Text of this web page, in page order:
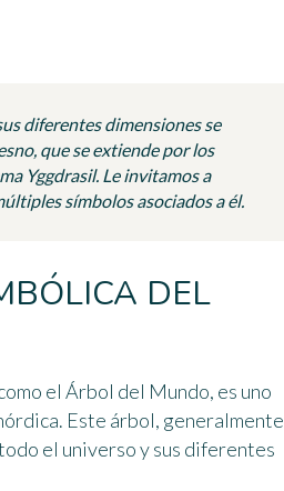
diferentes dimensiones se
que se extiende por los
Yggdrasil. Le invitamos a
símbolos asociados a él.
DEL
el Árbol del Mundo, es uno
Este árbol, generalmente
el universo y sus diferentes